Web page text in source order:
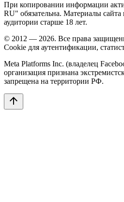
При копировании информации
RU" обязательна. Материалы сайта
аудитории старше 18 лет.
© 2012 — 2026. Все права
Cookie для аутентификации,
Meta Platforms Inc. (владелец
организация признана
запрещена на территории РФ.
arrow_upward